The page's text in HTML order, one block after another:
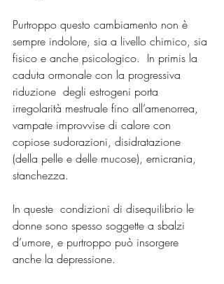
Purtroppo questo cambiamento non è
sempre indolore, sia a livello chimico, sia
fisico e anche psicologico.  In primis la
caduta ormonale con la progressiva
riduzione  degli estrogeni porta
irregolarità mestruale fino all’amenorrea,
vampate improvvise di calore con
copiose sudorazioni, disidratazione
(della pelle e delle mucose), emicrania,
stanchezza.
In queste  condizioni di disequilibrio le
donne sono spesso soggette a sbalzi
d’umore, e purtroppo può insorgere
anche la depressione.